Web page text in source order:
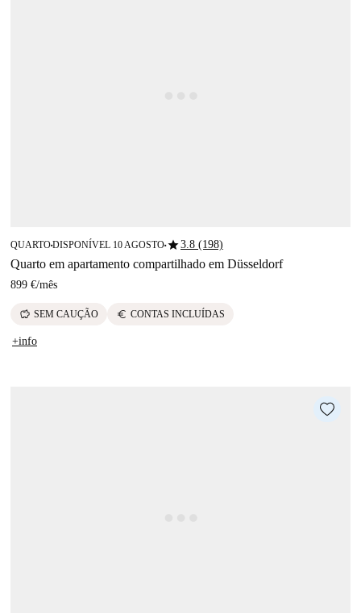
QUARTO■DISPONÍVEL 10 AGOSTO■star3.8 (198)
Quarto em apartamento compartilhado em Düsseldorf
899 €/mês
savings SEM CAUÇÃO euro CONTAS INCLUÍDAS
+info